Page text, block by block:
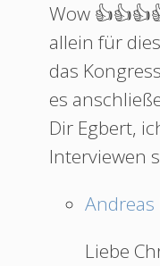
Wow
allein für
das
es
Dir Egbert,
Interviewen s
Andreas
Liebe